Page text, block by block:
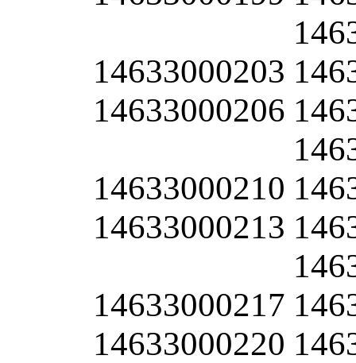
14633000203
14633000206
14633000210
14633000213
14633000217
14633000220